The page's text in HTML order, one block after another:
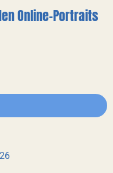
Online-Portraits